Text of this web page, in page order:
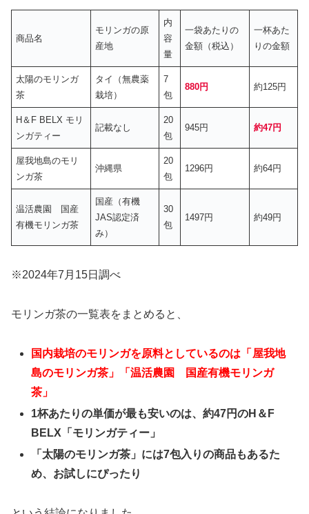
商品名
モリンガの原
産地
内
容
量
一袋あたりの
金額（税込）
一杯あた
りの金額
太陽のモリンガ
茶
タイ（無農薬
栽培）
7
包
880円 約125円
H＆F BELX モリ
ンガティー
記載なし
20
包
945円 約47円
屋我地島のモリ
ンガ茶
沖縄県
20
包
1296円 約64円
温活農園 国産
有機モリンガ茶
国産（有機
JAS認定済
み）
30
包
1497円 約49円
※2024年7月15日調べ
モリンガ茶の一覧表をまとめると、
国内栽培のモリンガを原料としているのは「 屋我地
島のモリンガ茶」「温活農園 国産有機モリンガ
茶」
1杯あたりの単価が最も安いのは、約47円のH＆F
BELX「モリンガティー」
「太陽のモリンガ茶」には7包入りの商品もあるた
め、お試しにぴったり